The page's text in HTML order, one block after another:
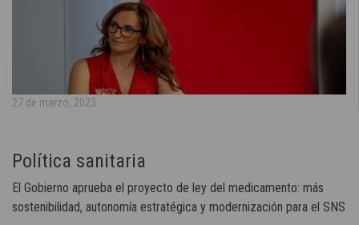
27 de marzo, 2023
Política sanitaria
El Gobierno aprueba el proyecto de ley del medicamento: más
sostenibilidad, autonomía estratégica y modernización para el SNS